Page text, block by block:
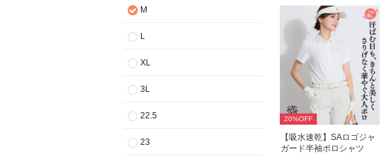
M
L
XL
3L
22.5
23
20%OFF
【吸水速乾】SAロゴジャ
ガード半袖ポロシャツ